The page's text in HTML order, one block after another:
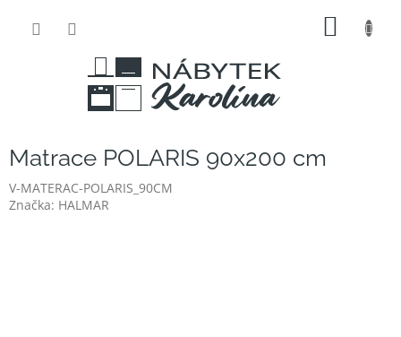
Matrace POLARIS 90x200 cm
V-MATERAC-POLARIS_90CM
Značka: HALMAR